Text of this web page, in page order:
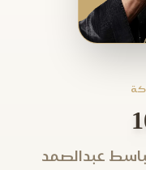
عبدالصمد